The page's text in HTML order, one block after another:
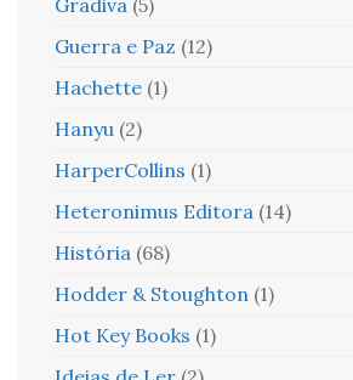
Gradiva (5)
Guerra e Paz (12)
Hachette (1)
Hanyu (2)
HarperCollins (1)
Heteronimus Editora (14)
História (68)
Hodder & Stoughton (1)
Hot Key Books (1)